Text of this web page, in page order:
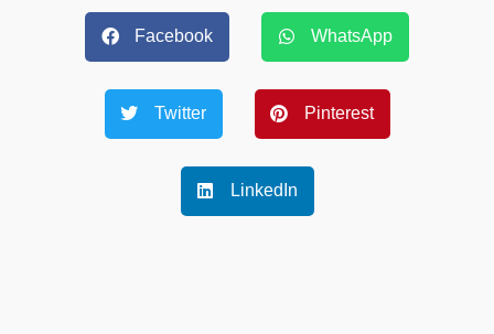
Facebook WhatsApp
Twitter Pinterest
LinkedIn